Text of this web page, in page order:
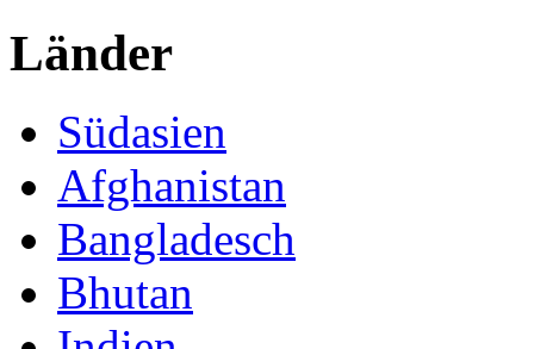
Länder
Südasien
Afghanistan
Bangladesch
Bhutan